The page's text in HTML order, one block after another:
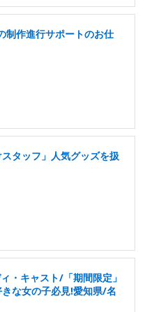
制作進行サポートのお仕
タッフ」人気グッズを扱
・キャスト/「期間限定」
な女の子必見!愛知県/名